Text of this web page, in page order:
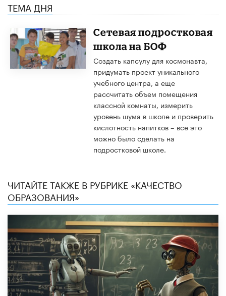
ТЕМА ДНЯ
Сетевая подростковая
школа на БОФ
Создать капсулу для космонавта,
придумать проект уникального
учебного центра, а еще
рассчитать объем помещения
классной комнаты, измерить
уровень шума в школе и проверить
кислотность напитков – все это
можно было сделать на
подростковой школе.
ЧИТАЙТЕ ТАКЖЕ В РУБРИКЕ «КАЧЕСТВО
ОБРАЗОВАНИЯ»